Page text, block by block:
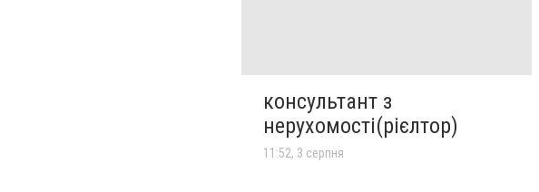
консультант з
нерухомості(рієлтор)
11:52, 3 серпня